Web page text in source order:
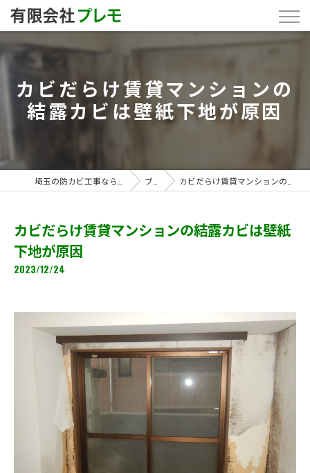
カビだらけ賃貸マンションの
結露カビは壁紙下地が原因
ブログ カビだらけ賃貸マンションの結露カビは壁紙下地が原因
カビだらけ賃貸マンションの結露カビは壁紙
下地が原因
2023/12/24